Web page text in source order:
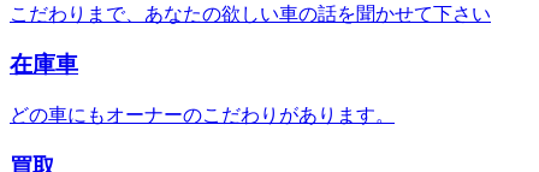
こだわりまで、あなたの欲しい車の話を聞かせて下さい
在庫車
どの車にもオーナーのこだわりがあります。
買取